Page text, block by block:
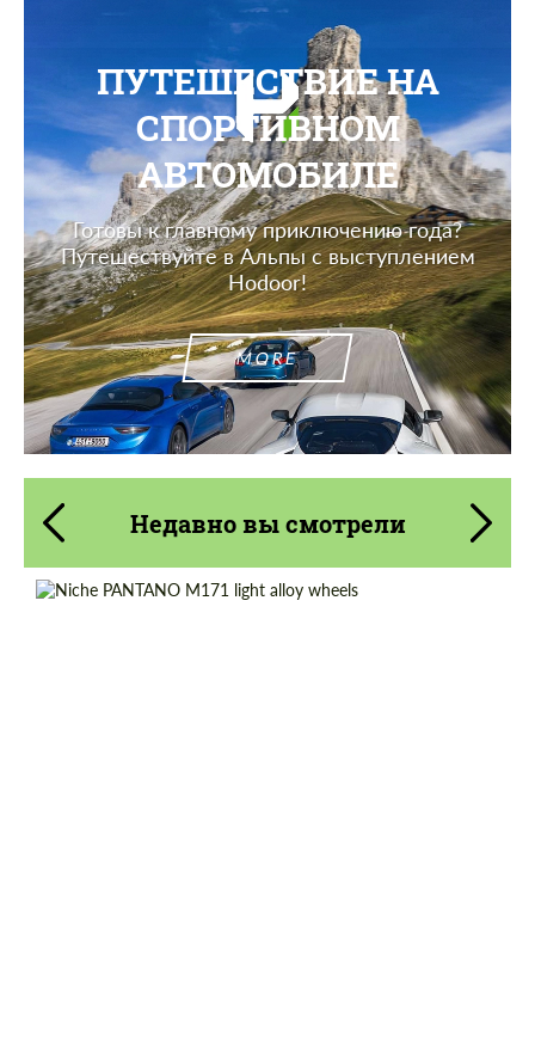
ПУТЕШЕСТВИЕ НА
СПОРТИВНОМ
АВТОМОБИЛЕ
Готовы к главному приключению года?
Путешествуйте в Альпы с выступлением
Hodoor!
MORE
Недавно вы смотрели